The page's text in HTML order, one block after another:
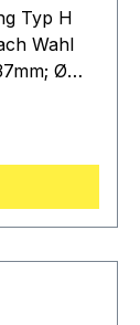
Typ H
Wahl
Ø